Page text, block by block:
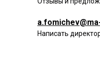
Написать